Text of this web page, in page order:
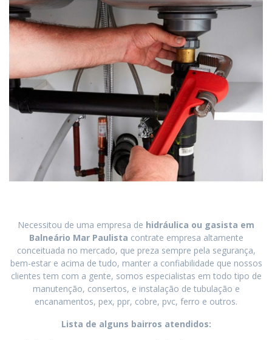
Necessitou de uma empresa de hidráulica ou gasista em
Balneário Mar Paulista contrate empresa altamente
conceituada no mercado, que preza sempre pela segurança,
bem-estar e acima de tudo, manter a confiabilidade que nossos
clientes tem com a gente, somos especialistas em todo tipo de
manutenção, consertos, e instalação de tubulação e
encanamentos, pex, ppr, cobre, pvc, ferro e outros.
Lista de alguns bairros atendidos: